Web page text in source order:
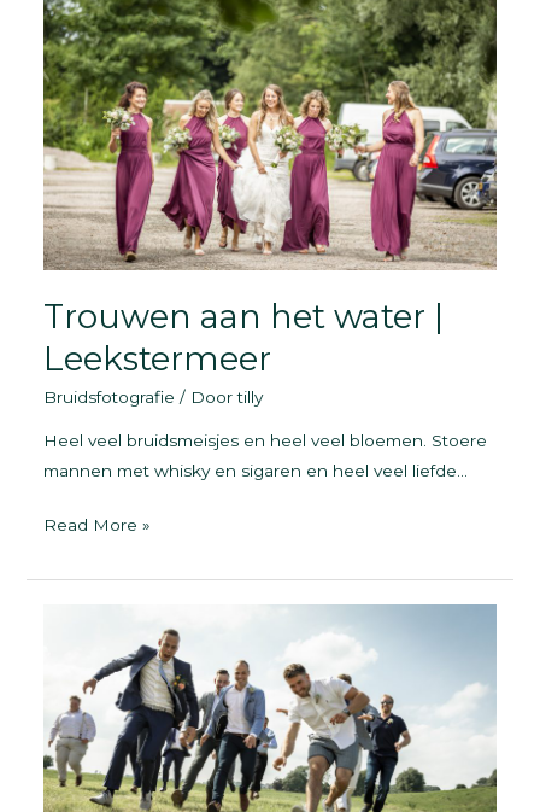
Fotograaf
Drenthe
Trouwen aan het water |
Leekstermeer
Bruidsfotografie / Doortilly
Heel veel bruidsmeisjes en heel veel bloemen. Stoere
mannen met whisky en sigaren en heel veel liefde…
Trouwen
het
Leekstermeer
Read More »